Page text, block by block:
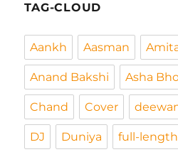
TAG-CLOUD
Aankh Aasman
Anand Bakshi Asha
Chand Cover
DJ Duniya full-